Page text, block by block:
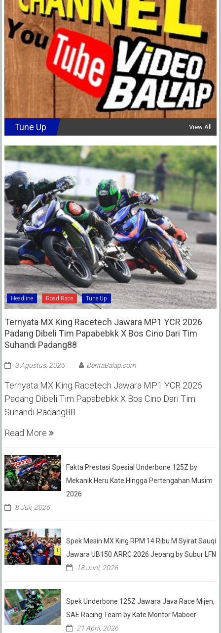
Tune Up View All
Headline Road Race Tune Up
Ternyata MX King Racetech Jawara MP1 YCR 2026
Padang Dibeli Tim Papabebkk X Bos Cino Dari Tim
Suhandi Padang88
3 Agustus, 2026 BeritaBalap.com
Ternyata MX King Racetech Jawara MP1 YCR 2026
Padang Dibeli Tim Papabebkk X Bos Cino Dari Tim
Suhandi Padang88
Read More
Fakta Prestasi Spesial Underbone 125Z by
Mekanik Heru Kate Hingga Pertengahan Musim
2026
8 Juli, 2026
Spek Mesin MX King RPM 14 Ribu M Syirat Sauqi
Jawara UB150 ARRC 2026 Jepang by Subur LFN
18 Juni, 2026
Spek Underbone 125Z Jawara Java Race Mijen,
SAE Racing Team by Kate Montor Maboer
21 April, 2026